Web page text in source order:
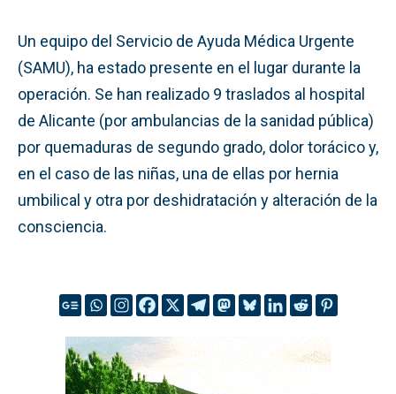
Un equipo del Servicio de Ayuda Médica Urgente
(SAMU), ha estado presente en el lugar durante la
operación. Se han realizado 9 traslados al hospital
de Alicante (por ambulancias de la sanidad pública)
por quemaduras de segundo grado, dolor torácico y,
en el caso de las niñas, una de ellas por hernia
umbilical y otra por deshidratación y alteración de la
consciencia.